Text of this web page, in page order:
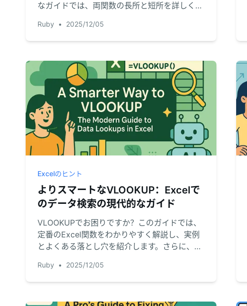
なガイドでは、両関数の長所と短所を詳しく解
した第三の方法を紹介します。これにより、デ
ータ検索がこれまで以上に高速かつ直感的に行
Ruby • 2025/12/05
Excelのヒント
よりスマートなVLOOKUP：Excelで
のデータ検索の現代的なガイド
VLOOKUPでお困りですか？このガイドでは、
定番のExcel関数をわかりやすく解説し、実例
とよくある落とし穴を紹介します。さらに、数
できる画期的なAIアプローチもご紹介。ワーク
フローを劇的に強化しましょう。
Ruby • 2025/12/05